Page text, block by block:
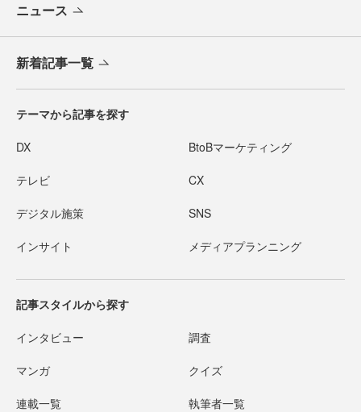
ニュース
新着記事一覧
テーマから記事を探す
DX BtoBマーケティング
テレビ CX
デジタル施策 SNS
インサイト メディアプランニング
記事スタイルから探す
インタビュー 調査
マンガ クイズ
連載一覧 執筆者一覧